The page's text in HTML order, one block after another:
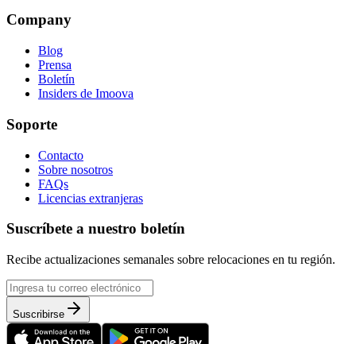
Company
Blog
Prensa
Boletín
Insiders de Imoova
Soporte
Contacto
Sobre nosotros
FAQs
Licencias extranjeras
Suscríbete a nuestro boletín
Recibe actualizaciones semanales sobre relocaciones en tu región.
Suscribirse